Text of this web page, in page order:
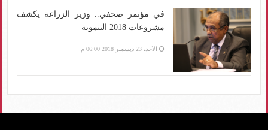
في مؤتمر صحفي.. وزير الزراعة يكشف
مشروعات 2018 التنموية
الأحد، 23 ديسمبر 2018 06:00 م